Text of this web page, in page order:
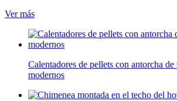
Ver más
Calentadores de pellets con antorcha de
modernos